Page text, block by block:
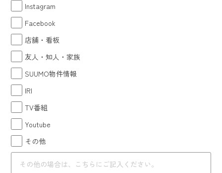
Instagram
Facebook
店舗・看板
友人・知人・家族
SUUMO物件情報
IRI
TV番組
Youtube
その他